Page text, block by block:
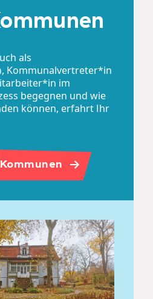
als
Kommunalvertreter*in
im
begegnen und wie
können, erfahrt Ihr